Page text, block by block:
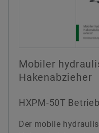
Mobiler
Hakenabzieher
HXPM-50T
Der mobile